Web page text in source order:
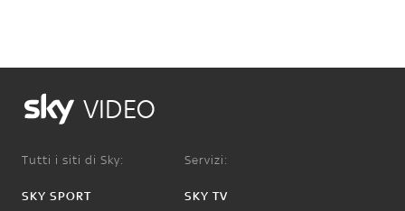
VIDEO
Tutti i siti di Sky:
SKY SPORT
Servizi:
SKY TV